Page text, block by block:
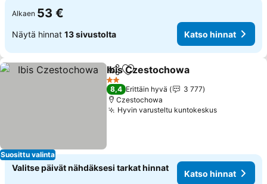
Alkaen 53 €
Näytä hinnat 13 sivustolta Katso hinnat
Suosittu valinta
Jaa Lisää suosikkeihin
Ibis Czestochowa
2 Tähtiluokitus
8,4 Erittäin hyvä
3 777
Czestochowa
Hyvin varusteltu kuntokeskusKatso
Valitse päivät nähdäksesi tarkat hinnat
Katso hinnat